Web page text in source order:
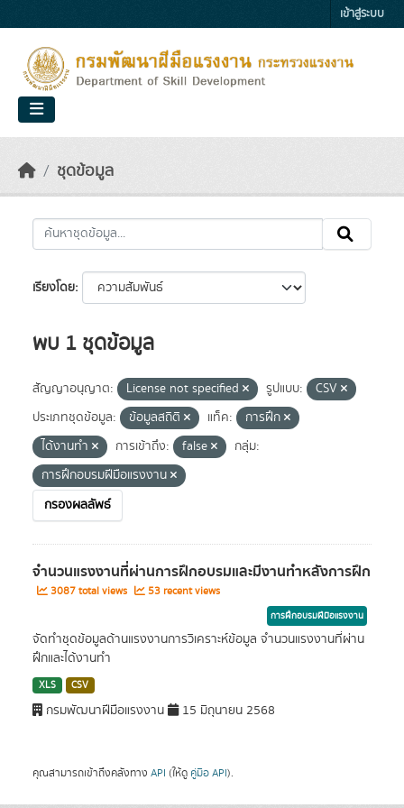
เข้าสู่ระบบ
ชุดข้อมูล
เรียงโดย
พบ 1 ชุดข้อมูล
สัญญาอนุญาต: License not specified รูปแบบ:
CSV
ประเภทชุดข้อมูล:
ข้อมูลสถิติ แท็ค:
การฝึก
ได้งานทำ
การเข้าถึง: false
กลุ่ม:
การฝึกอบรมฝีมือแรงงาน
กรองผลลัพธ์
จำนวนแรงงานที่ผ่านการฝึกอบรมและมีงานทำหลังการฝึก
3087 total views 53 recent views
การฝึกอบรมฝีมือแรงงาน
จัดทำชุดข้อมูลด้านแรงงานการวิเคราะห์ข้อมูล จำนวนแรงงานที่ผ่าน
ฝึกและได้งานทำ
XLS CSV
กรมพัฒนาฝีมือแรงงาน 15 มิถุนายน 2568
คุณสามารถเข้าถึงคลังทาง API (ให้ดู คู่มือ API).